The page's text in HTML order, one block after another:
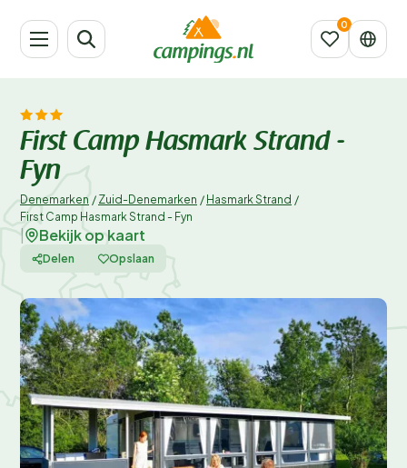
First Camp Hasmark Strand -
Fyn
Denemarken / Zuid-Denemarken / Hasmark Strand /
First Camp Hasmark Strand - Fyn
Bekijk op kaart
Delen Opslaan